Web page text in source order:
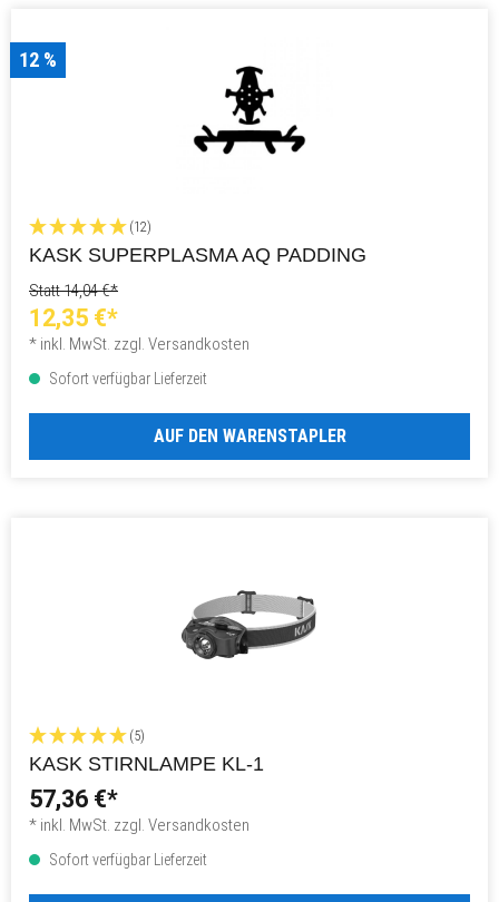
12 %
(12)
KASK SUPERPLASMA AQ PADDING
Statt 14,04 €*
12,35 €*
* inkl. MwSt. zzgl. Versandkosten
Sofort verfügbar Lieferzeit
AUF DEN WARENSTAPLER
(5)
KASK STIRNLAMPE KL-1
57,36 €*
* inkl. MwSt. zzgl. Versandkosten
Sofort verfügbar Lieferzeit